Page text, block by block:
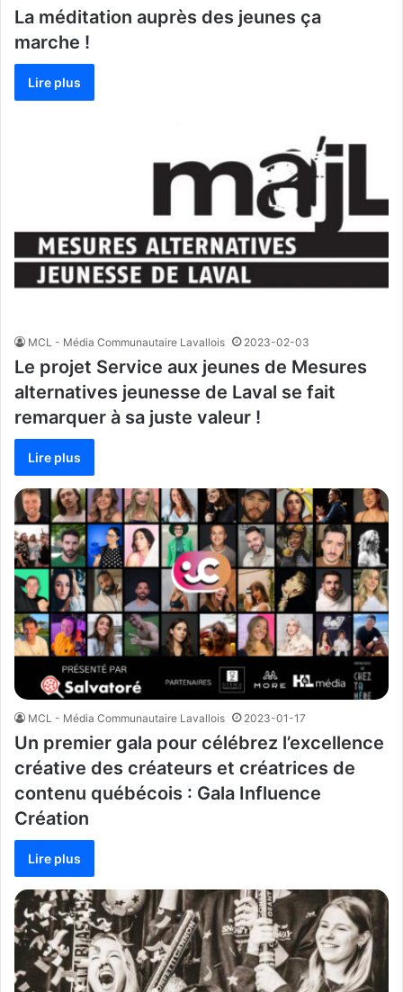
La méditation auprès des jeunes ça
marche !
Lire plus
MCL - Média Communautaire Lavallois 2023-02-03
Le projet Service aux jeunes de Mesures
alternatives jeunesse de Laval se fait
remarquer à sa juste valeur !
Lire plus
MCL - Média Communautaire Lavallois 2023-01-17
Un premier gala pour célébrez l’excellence
créative des créateurs et créatrices de
contenu québécois : Gala Influence
Création
Lire plus